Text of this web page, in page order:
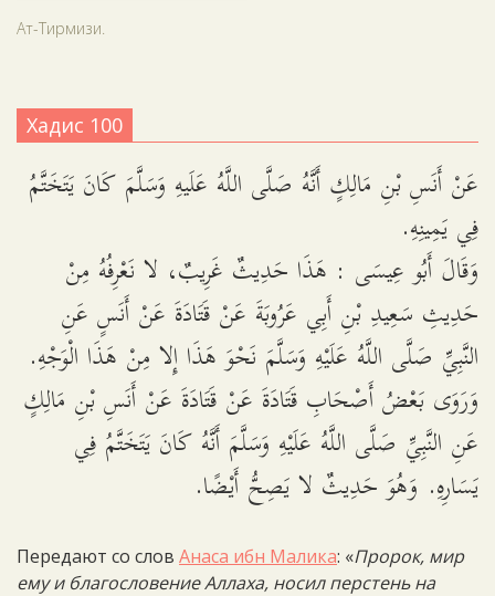
Ат-Тирмизи.
Хадис 100
عَنْ أَنَسِ بْنِ مَالِكٍ أَنَّهُ صَلَّى اللَّهُ عَلَيهِ وَسَلَّمَ كَانَ يَتَخَتَّمُ
فِي يَمِينِهِ.
وَقَالَ أَبُو عِيسَى : هَذَا حَدِيثٌ غَرِيبٌ، لا نَعْرِفُهُ مِنْ
حَدِيثِ سَعِيدِ بْنِ أَبِي عَرُوبَةَ عَنْ قَتَادَةَ عَنْ أَنَسٍ عَنِ
النَّبِيِّ صَلَّى اللَّهُ عَلَيْهِ وَسَلَّمَ نَحْوَ هَذَا إِلا مِنْ هَذَا الْوَجْهِ.
وَرَوَى بَعْضُ أَصْحَابِ قَتَادَةَ عَنْ قَتَادَةَ عَنْ أَنَسِ بْنِ مَالِكٍ
عَنِ النَّبِيِّ صَلَّى اللَّهُ عَلَيْهِ وَسَلَّمَ أَنَّهُ كَانَ يَتَخَتَّمُ فِي
يَسَارِهِ. وَهُوَ حَدِيثٌ لا يَصِحُّ أَيْضًا.
Передают со слов Анаса ибн Малика: «Пророк, мир
ему и благословение Аллаха, носил перстень на